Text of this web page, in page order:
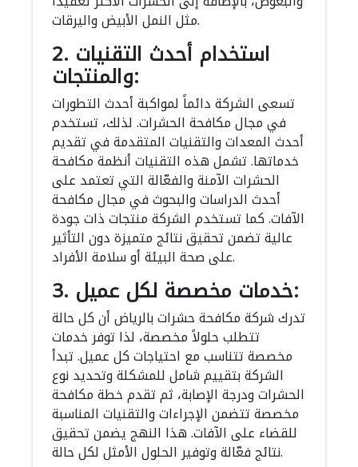
مثل النمل الأبيض واليرقات.
2. استخدام أحدث التقنيات
والمنتجات:
تسعى الشركة دائماً لمواكبة أحدث التطورات
في مجال مكافحة الحشرات. لذلك، تستخدم
أحدث المعدات والتقنيات المتقدمة في تقديم
خدماتها. تشمل هذه التقنيات أنظمة مكافحة
الحشرات الآمنة والفعّالة التي تعتمد على
أحدث الدراسات والبحوث في مجال مكافحة
الآفات. كما تستخدم الشركة منتجات ذات جودة
عالية تضمن تحقيق نتائج متميزة دون التأثير
على صحة البيئة أو سلامة الأفراد.
3. خدمات مخصصة لكل عميل:
تدرك شركة مكافحة حشرات بالرياض أن كل حالة
تتطلب حلولاً مخصصة، لذا توفر خدمات
مخصصة تتناسب مع احتياجات كل عميل. تبدأ
الشركة بتقييم شامل للمشكلة وتحديد نوع
الحشرات ودرجة الإصابة، ثم تقدم خطة مكافحة
مخصصة تتضمن الإجراءات والتقنيات المناسبة
للقضاء على الآفات. هذا النهج يضمن تحقيق
نتائج فعّالة وتوفير الحلول الأمثل لكل حالة.